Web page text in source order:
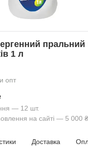
пральний
1 л
опт
— 12 шт.
на сайті — 5 000 ₴
Доставка